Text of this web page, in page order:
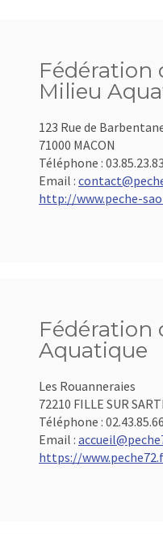
Fédération
Milieu
123 Rue de
71000 MACON
Téléphone :
Email :
http://www.peche-
Fédération
Aquatique
Les Rouanneraies
72210 FILLE SUR
Téléphone :
Email :
https://